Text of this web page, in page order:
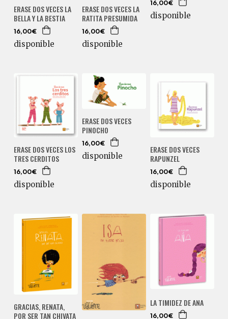
ERASE DOS VECES LA
BELLA Y LA BESTIA
16,00€
disponible
ERASE DOS VECES LA
RATITA PRESUMIDA
16,00€
disponible
16,00€
disponible
ERASE DOS VECES LOS
TRES CERDITOS
16,00€
disponible
ERASE DOS VECES
PINOCHO
16,00€
disponible
ERASE DOS VECES
RAPUNZEL
16,00€
disponible
GRACIAS, RENATA,
POR SER TAN CHIVATA
LA TIMIDEZ DE ANA
16,00€